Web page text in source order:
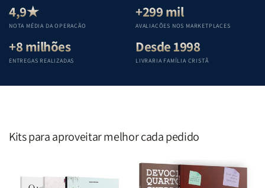
Teológica
Penkal
Penkal
Teológica
Penkal
4,9★
NOTA MÉDIA DA OPERAÇÃO
+299 mil
AVALIAÇÕES NOS MARKETPLACES
+8 milhões
ENTREGAS REALIZADAS
Desde 1998
LIVRARIA FAMÍLIA CRISTÃ
Kits para aproveitar melhor cada pedido